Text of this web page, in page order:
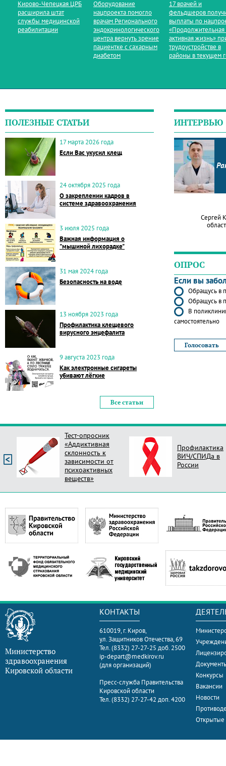
Кирово‑Чепецкая ЦРБ
расширила штат
службы медицинской
реабилитации
Оборудование
нацпроекта помогло
врачам Регионального
эндокринологического
центра вернуть зрение
пациентке с сахарным
диабетом
17 врачей и
фельдшеров
выплаты по
«Продолжительная
активная жизнь»
трудоустройстве в
районы в текущем
ПОЛЕЗНЫЕ СТАТЬИ
17 марта 2026 года
Если Вас укусил клещ
24 октября 2025 года
О закреплении кадров в
системе здравоохранения
3 июля 2025 года
Важная информация о
"мышиной лихорадке"
31 мая 2024 года
Безопасность на воде
13 ноября 2023 года
Профилактика клещевого
вирусного энцефалита
9 августа 2023 года
Как электронные сигареты
убивают лёгкие
Все статьи
ИНТЕРВЬЮ
Сергей
ОПРОС
Если вы
Обращусь в
Обращусь в
В
самостоятельно
Тест-опросник
«Аддиктивная
склонность к
зависимости от
психоактивных
веществ»
Профилактика
ВИЧ/СПИДа в
России
Министерство
здравоохранения
Кировской области
КОНТАКТЫ
610019, г. Киров,
ул. Защитников Отечества, 69
Тел. (8332) 27-27-25 доб. 2500
ip-depart@medkirov.ru
(для организаций)
Пресс-служба Правительства
Кировской области
Тел. (8332) 27-27-42 доп. 4200
Конкурсы
Вакансии
Новости